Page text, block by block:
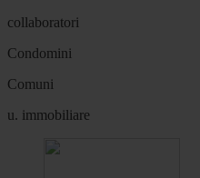
collaboratori
Condomini
Comuni
u. immobiliare